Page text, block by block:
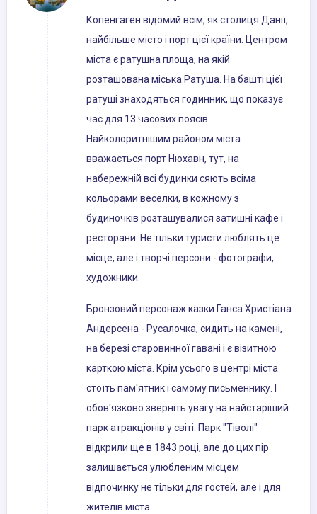
Копенгаген відомий всім, як столиця Данії,
найбільше місто і порт цієї країни. Центром
міста є ратушна площа, на якій
розташована міська Ратуша. На башті цієї
ратуші знаходяться годинник, що показує
час для 13 часових поясів.
Найколоритнішим районом міста
вважається порт Нюхавн, тут, на
набережній всі будинки сяють всіма
кольорами веселки, в кожному з
будиночків розташувалися затишні кафе і
ресторани. Не тільки туристи люблять це
місце, але і творчі персони - фотографи,
художники.
Бронзовий персонаж казки Ганса Христіана
Андерсена - Русалочка, сидить на камені,
на березі старовинної гавані і є візитною
карткою міста. Крім усього в центрі міста
стоїть пам'ятник і самому письменнику. І
обов'язково зверніть увагу на найстаріший
парк атракціонів у світі. Парк "Тіволі"
відкрили ще в 1843 році, але до цих пір
залишається улюбленим місцем
відпочинку не тільки для гостей, але і для
жителів міста.